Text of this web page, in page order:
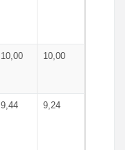
10,00 10,00
9,44 9,24